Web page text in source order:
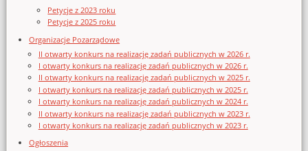
Petycje z 2023 roku
Petycje z 2025 roku
Organizacje Pozarządowe
II otwarty konkurs na realizację zadań publicznych w 2026 r.
I otwarty konkurs na realizację zadań publicznych w 2026 r.
II otwarty konkurs na realizację zadań publicznych w 2025 r.
I otwarty konkurs na realizację zadań publicznych w 2025 r.
I otwarty konkurs na realizację zadań publicznych w 2024 r.
II otwarty konkurs na realizację zadań publicznych w 2023 r.
I otwarty konkurs na realizację zadań publicznych w 2023 r.
Ogłoszenia